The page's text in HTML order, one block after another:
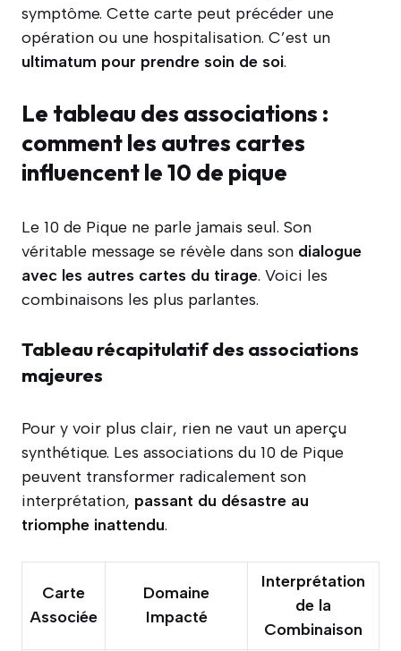
symptôme. Cette carte peut précéder une
opération ou une hospitalisation. C’est un
ultimatum pour prendre soin de soi.
Le tableau des associations :
comment les autres cartes
influencent le 10 de pique
Le 10 de Pique ne parle jamais seul. Son
véritable message se révèle dans son dialogue
avec les autres cartes du tirage. Voici les
combinaisons les plus parlantes.
Tableau récapitulatif des associations
majeures
Pour y voir plus clair, rien ne vaut un aperçu
synthétique. Les associations du 10 de Pique
peuvent transformer radicalement son
interprétation, passant du désastre au
triomphe inattendu.
Carte
Associée
Domaine
Impacté
Interprétation
de la
Combinaison